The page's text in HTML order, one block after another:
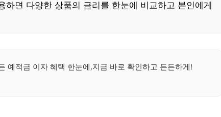
하면 다양한 상품의 금리를 한눈에 비교하고 본인에게
예적금 이자 혜택 한눈에,지금 바로 확인하고 든든하게!